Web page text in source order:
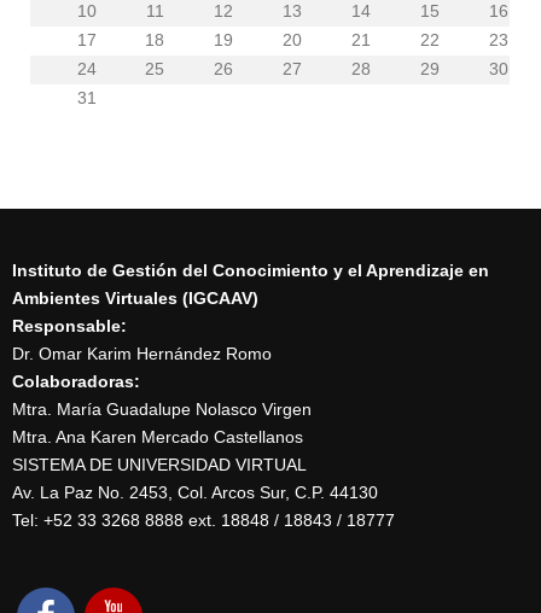
10
11 12 13 14 15
16
17
18 19 20 21 22
23
24
25 26 27 28 29
30
31
Instituto de Gestión del Conocimiento y el Aprendizaje en
Ambientes Virtuales (IGCAAV)
Responsable:
Dr. Omar Karim Hernández Romo
Colaboradoras:
Mtra. María Guadalupe Nolasco Virgen
Mtra. Ana Karen Mercado Castellanos
SISTEMA DE UNIVERSIDAD VIRTUAL
Av. La Paz No. 2453, Col. Arcos Sur, C.P. 44130
Tel: +52 33 3268 8888‏ ext. 18848 / 18843 / 18777